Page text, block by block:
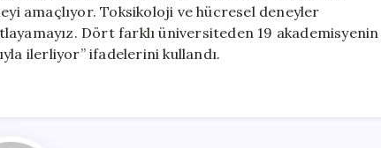
amaçlıyor. Toksikoloji ve hücresel deneyler
Dört farklı üniversiteden 19 akademisyenin
ilerliyor” ifadelerini kullandı.